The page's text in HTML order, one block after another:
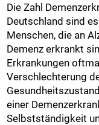
Die Zahl
Deutschland sind
Menschen, die an
Demenz erkrankt
Erkrankungen
Verschlechterung
einer
Selbstständigkeit